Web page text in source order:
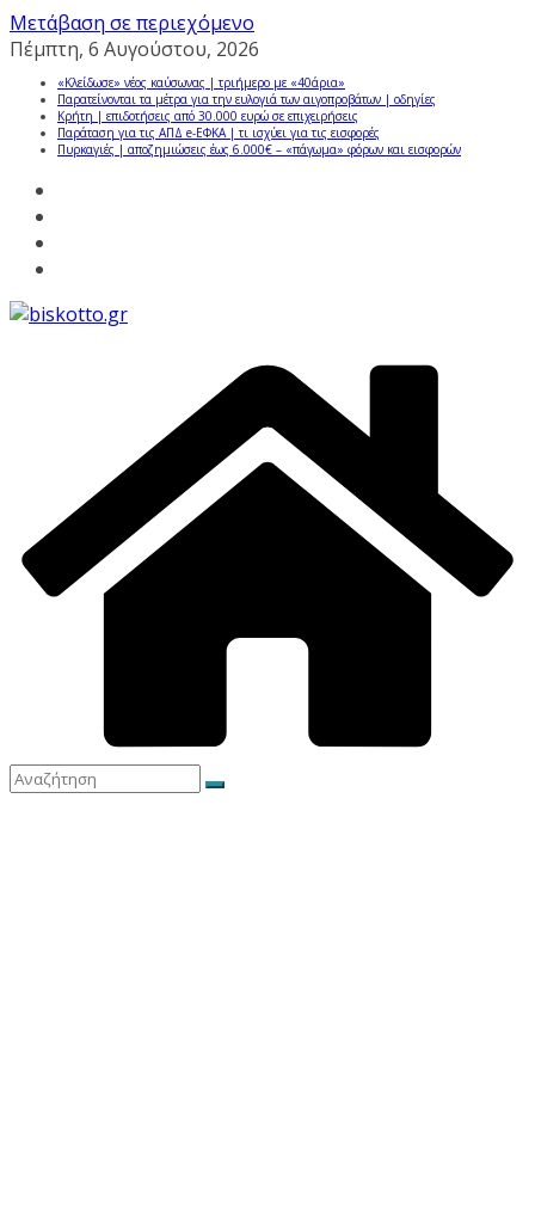
Μετάβαση σε περιεχόμενο
Πέμπτη, 6 Αυγούστου, 2026
«Κλείδωσε» νέος καύσωνας | τριήμερο με «40άρια»
Παρατείνονται τα μέτρα για την ευλογιά των αιγοπροβάτων | οδηγίες
Κρήτη | επιδοτήσεις από 30.000 ευρώ σε επιχειρήσεις
Παράταση για τις ΑΠΔ e-ΕΦΚΑ | τι ισχύει για τις εισφορές
Πυρκαγιές | αποζημιώσεις έως 6.000€ – «πάγωμα» φόρων και εισφορών